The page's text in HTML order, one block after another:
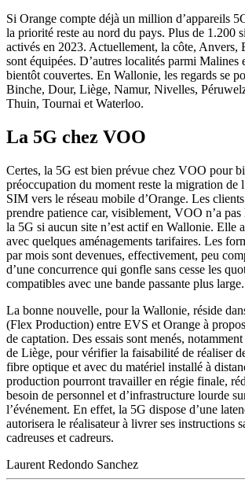
Si Orange compte déjà un million d’appareils
la priorité reste au nord du pays. Plus de 1.200
activés en 2023. Actuellement, la côte, Anvers,
sont équipées. D’autres localités parmi Malines
bientôt couvertes. En Wallonie, les regards se
Binche, Dour, Liège, Namur, Nivelles,
Thuin, Tournai et Waterloo.
La 5G chez VOO
Certes, la 5G est bien prévue chez VOO pour
préoccupation du moment reste la migration de
SIM vers le réseau mobile d’Orange. Les
prendre patience car, visiblement, VOO n’a pas
la 5G si aucun site n’est actif en Wallonie. Elle
avec quelques aménagements tarifaires. Les
par mois sont devenues, effectivement, peu
d’une concurrence qui gonfle sans cesse les
compatibles avec une bande passante plus large.
La bonne nouvelle, pour la Wallonie, réside
(Flex Production) entre EVS et Orange à
de captation. Des essais sont menés,
de Liège, pour vérifier la faisabilité de réaliser
fibre optique et avec du matériel installé à
production pourront travailler en régie finale,
besoin de personnel et d’infrastructure lourde
l’événement. En effet, la 5G dispose d’une
autorisera le réalisateur à livrer ses instructions
cadreuses et cadreurs.
Laurent Redondo Sanchez